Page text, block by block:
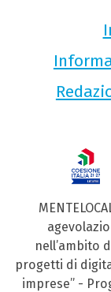
nell’ambito
progetti di
imprese” -